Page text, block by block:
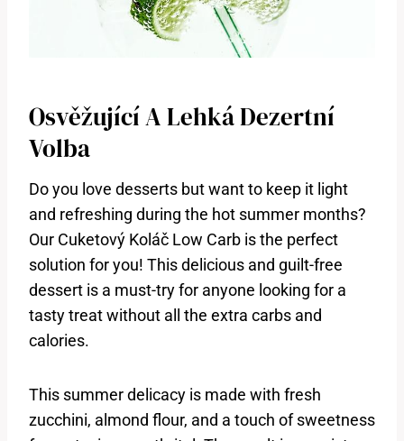
Osvěžující A Lehká Dezertní
Volba
Do⁢ you love desserts but want ‌to keep it light
‍and refreshing during the hot summer months?
Our Cuketový Koláč Low Carb is the perfect
solution for⁤ you! ​This delicious and guilt-free
dessert is a must-try ‌for anyone looking for a
‌tasty treat without all the extra carbs ⁢and
calories.
This summer delicacy is made with ⁣fresh
zucchini, almond‍ flour, and a touch of ⁤sweetness